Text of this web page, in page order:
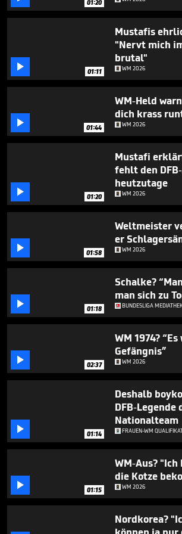
seconds
01:20
 01:11
Mustafis
"Nervt mich
brutal"
WM 2026
 01:44
WM-Held
dich krass
WM 2026
 01:20
Mustafi
fehlt den
heutzutage
WM 2026
 01:58
Weltmeister
er
WM 2026
 01:18
Schalke?
man sich zu
BUNDESLIGA
 02:37
WM 1974?
Gefängnis”
WM 2026
 01:14
Deshalb
DFB-Legende
Nationalteam
FRAUEN-WM
 01:15
WM-Aus?
die Kotze
WM 2026
Nordkorea?